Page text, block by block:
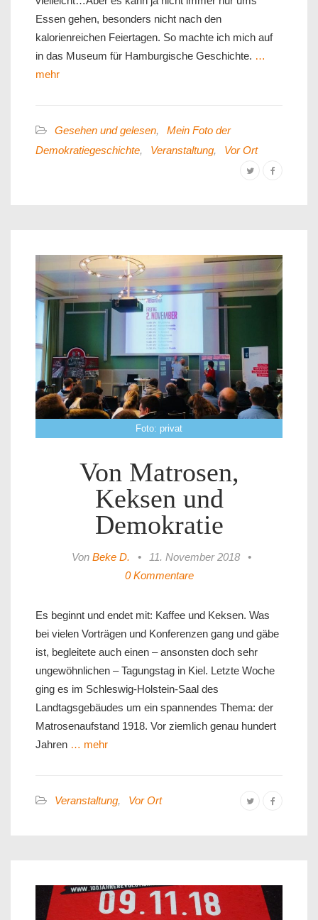
Essen gehen, besonders nicht nach den
kalorienreichen Feiertagen. So machte ich mich auf
in das Museum für Hamburgische Geschichte. …
mehr
Gesehen und gelesen,
Mein Foto der
Demokratiegeschichte, Veranstaltung, Vor Ort
Foto: privat
Von Matrosen,
Keksen und
Demokratie
Von Beke D. • 11. November 2018
•
0 Kommentare
Es beginnt und endet mit: Kaffee und Keksen. Was
bei vielen Vorträgen und Konferenzen gang und gäbe
ist, begleitete auch einen – ansonsten doch sehr
ungewöhnlichen – Tagungstag in Kiel. Letzte Woche
ging es im Schleswig-Holstein-Saal des
Landtagsgebäudes um ein spannendes Thema: der
Matrosenaufstand 1918. Vor ziemlich genau hundert
Jahren … mehr
Veranstaltung, Vor Ort